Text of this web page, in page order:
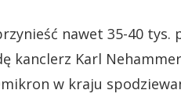
nawet 35-40
kanclerz Karl
w kraju